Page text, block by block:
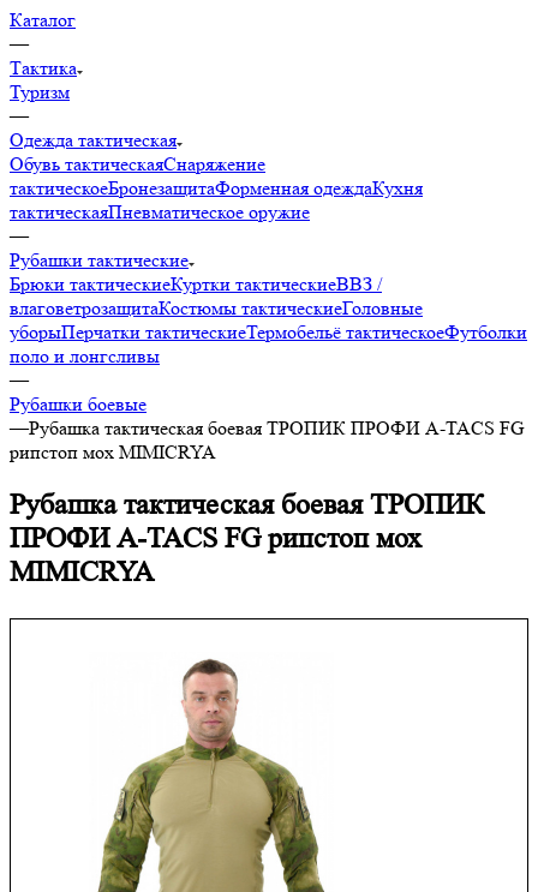
Каталог
—
Тактика
Туризм
—
Одежда тактическая
Обувь тактическаяСнаряжение
тактическоеБронезащитаФорменная одеждаКухня
тактическаяПневматическое оружие
—
Рубашки тактические
Брюки тактическиеКуртки тактическиеВВЗ /
влаговетрозащитаКостюмы тактическиеГоловные
уборыПерчатки тактическиеТермобельё тактическоеФутболки
поло и лонгсливы
—
Рубашки боевые
—Рубашка тактическая боевая ТРОПИК ПРОФИ A-TACS FG
рипстоп мох MIMICRYA
Рубашка тактическая боевая ТРОПИК
ПРОФИ A-TACS FG рипстоп мох
MIMICRYA